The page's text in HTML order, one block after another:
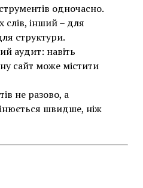
одночасно.
інший – для
структури.
аудит: навіть
сайт може містити
не разово, а
швидше, ніж